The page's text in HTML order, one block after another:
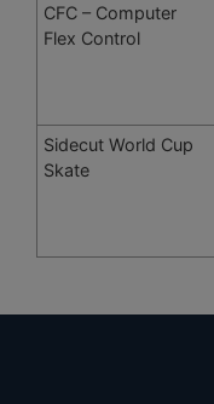
CFC – Computer
Flex Control
Sidecut World Cup
Skate